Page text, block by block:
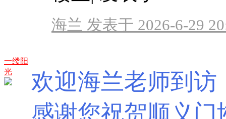
一缕阳
光
海兰 发表于 2026-6-29
欢迎海兰老师到
感谢您祝贺顺义门